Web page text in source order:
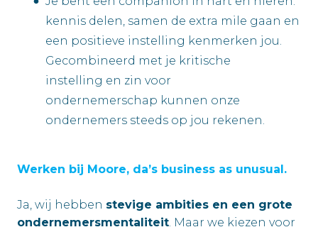
kennis delen, samen de extra mile gaan en
een positieve instelling kenmerken jou.
Gecombineerd met je kritische
instelling en zin voor
ondernemerschap kunnen onze
ondernemers steeds op jou rekenen.
Werken bij Moore, da’s business as unusual.
Ja, wij hebben stevige ambities en een grote
ondernemersmentaliteit . Maar we kiezen voor